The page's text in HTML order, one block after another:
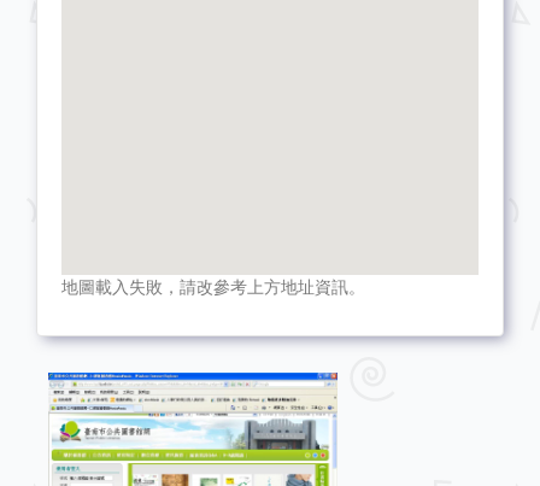
地圖載入失敗，請改參考上方地址資訊。